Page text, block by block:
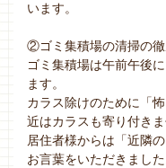
います。
②ゴミ集積場の清掃の
ゴミ集積場は午前午後
ます。
カラス除けのために「
近はカラスも寄り付きま
居住者様からは「近隣
お言葉をいただきました